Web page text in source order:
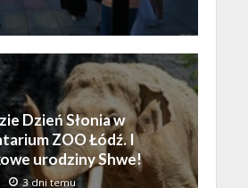
Dzień Słonia w
ZOO Łódź. I
urodziny Shwe!
3 dni temu